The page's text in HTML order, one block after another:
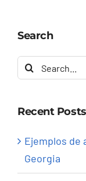
Search
Search
for:
Recent Posts
Ejemplos de
Georgia